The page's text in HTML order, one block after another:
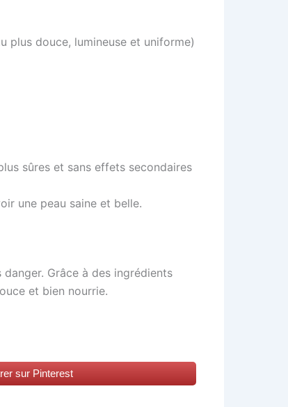
plus douce, lumineuse et uniforme)
sûres et sans effets secondaires
une peau saine et belle.
Grâce à des ingrédients
et bien nourrie.
sur Pinterest